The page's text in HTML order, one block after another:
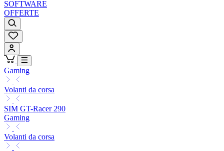
SOFTWARE
OFFERTE
Gaming
Volanti da corsa
SIM GT-Racer 290
Gaming
Volanti da corsa